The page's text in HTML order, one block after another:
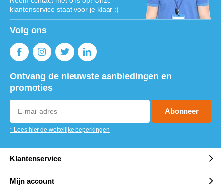
klantenservice staat voor je klaar :)
Volg ons
Ontvang de nieuwste aanbiedingen en
promoties
Abonneer
* Lees hier de wettelijke beperkingen
Klantenservice
Mijn account